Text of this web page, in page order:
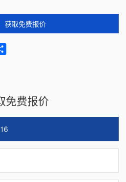
获取免费报价
免费报价